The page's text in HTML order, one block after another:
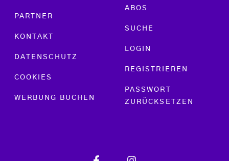
PARTNER
KONTAKT
DATENSCHUTZ
COOKIES
WERBUNG BUCHEN
ABOS
SUCHE
LOGIN
REGISTRIEREN
PASSWORT
ZURÜCKSETZEN